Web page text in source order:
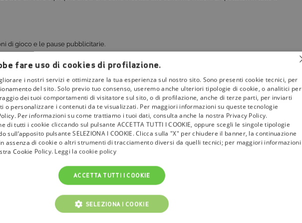
di gioco e le pause pubblicitarie.
di
prima del calcio d’inizio.
alle 4:00 del mattino.
leggendarie della NFL:
ebbero la meglio sugli Eagles con un punteggio di
fare uso di cookies di profilazione.
i nostri servizi e ottimizzare la tua esperienza sul nostro sito. Sono presenti cookie tecnici, per
del sito. Solo previo tuo consenso, useremo anche ulteriori tipologie di cookie, o analitici per
dei tuoi comportamenti di visitatore sul sito, o di profilazione, anche di terze parti, per inviarti
o personalizzare i contenuti da te visualizzati. Per maggiori informazioni su queste tecnologie
Per informazioni su come trattiamo i tuoi dati, consulta anche la nostra Privacy Policy.
di tutti i cookie cliccando sul pulsante ACCETTA TUTTI I COOKIE, oppure scegli le singole tipologie
sull’apposito pulsante SELEZIONA I COOKIE. Clicca sulla "X" per chiudere il banner, la continuazione
assenza di cookie o altri strumenti di tracciamento diversi da quelli tecnici; per maggiori informazioni
Cookie Policy. Leggi la cookie policy
ACCETTA TUTTI I COOKIE
SELEZIONA I COOKIE